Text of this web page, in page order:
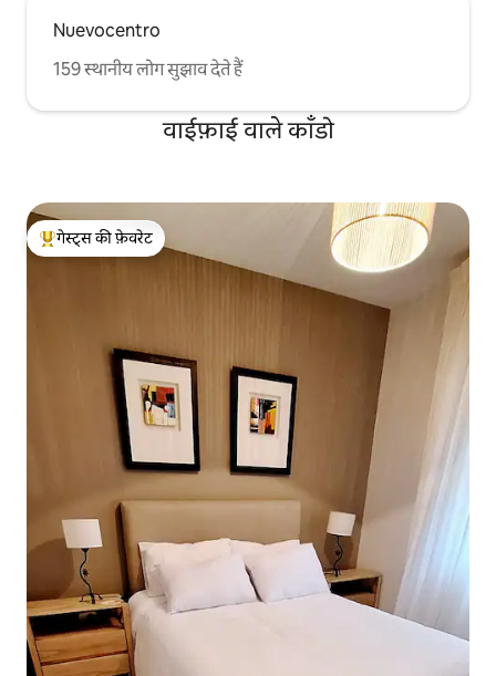
Nuevocentro
159 स्थानीय लोग सुझाव देते हैं
वाईफ़ाई वाले काँडो
गेस्ट्स का टॉप फ़ेवरेट
गेस्ट्स की फ़ेवरेट